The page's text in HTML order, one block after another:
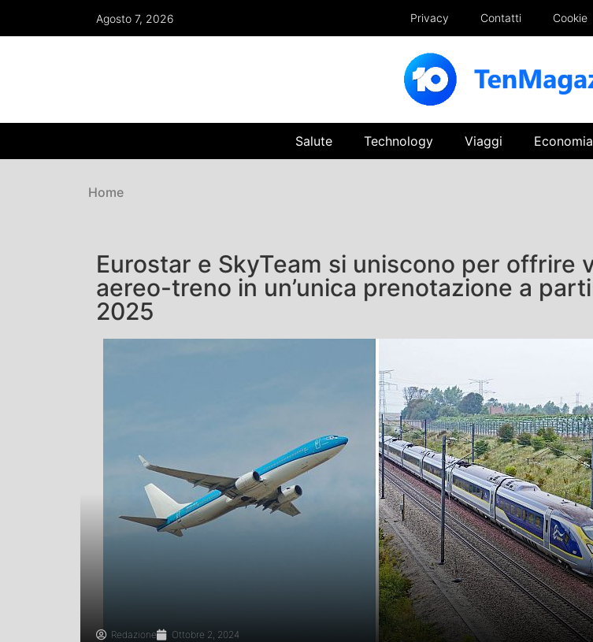
Agosto 7, 2026 Privacy Contatti Cookie
Salute Technology Viaggi Economia
Home
Eurostar e SkyTeam si uniscono per offrire
aereo-treno in un’unica prenotazione a
2025
Redazione Ottobre 2, 2024